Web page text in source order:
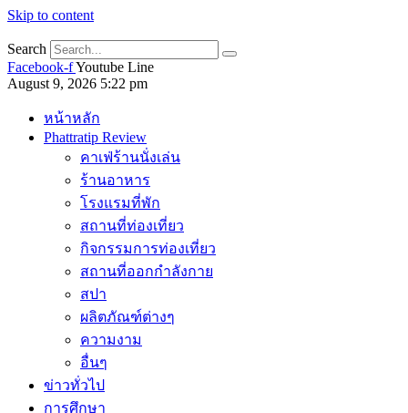
Skip to content
Search
Facebook-fYoutube Line
August 9, 2026 5:22 pm
หน้าหลัก
Phattratip Review
คาเฟ่ร้านนั่งเล่น
ร้านอาหาร
โรงแรมที่พัก
สถานที่ท่องเที่ยว
กิจกรรมการท่องเที่ยว
สถานที่ออกกำลังกาย
สปา
ผลิตภัณฑ์ต่างๆ
ความงาม
อื่นๆ
ข่าวทั่วไป
การศึกษา